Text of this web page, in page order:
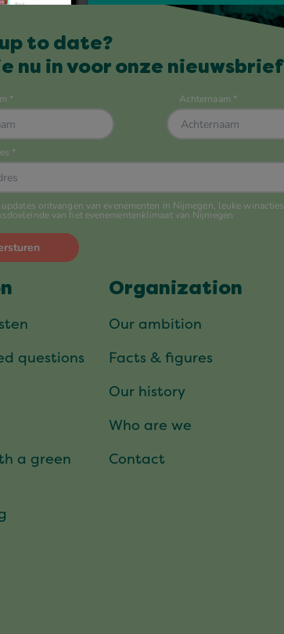
to date?
nu in voor onze
questions
a green
Organization
Our ambition
Facts & figures
Our history
Who are we
Contact